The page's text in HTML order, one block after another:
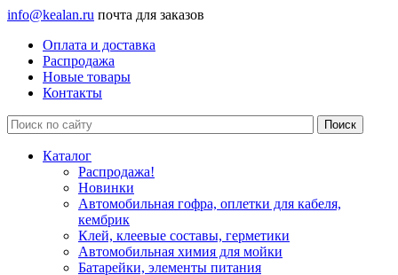
info@kealan.ru почта для заказов
Оплата и доставка
Распродажа
Новые товары
Контакты
Каталог
Распродажа!
Новинки
Автомобильная гофра, оплетки для кабеля,
кембрик
Клей, клеевые составы, герметики
Автомобильная химия для мойки
Батарейки, элементы питания